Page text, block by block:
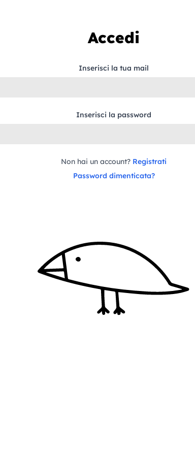
Accedi
Inserisci la tua mail
Inserisci la password
Non hai un account? Registrati
Password dimenticata?